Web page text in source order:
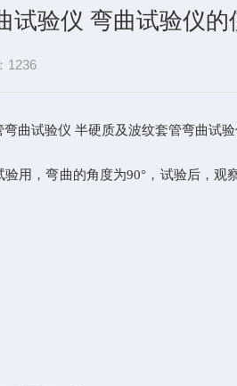
试验仪 弯曲试验仪的
1236
曲试验仪 半硬质及波纹套管弯曲试
用，弯曲的角度为90°，试验后，观